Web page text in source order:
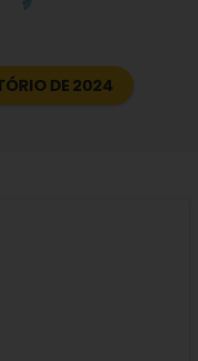
DE 2024